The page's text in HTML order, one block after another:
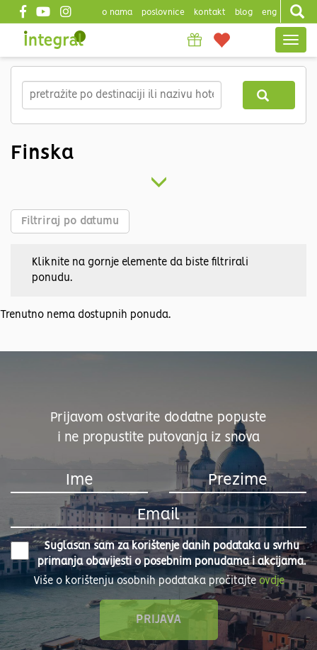
main
content
Top
o nama poslovnice kontakt blog eng
Finska
Filtriraj po datumu
Kliknite na gornje elemente da biste filtrirali
ponudu.
Trenutno nema dostupnih ponuda.
Prijavom ostvarite dodatne popuste
i ne propustite putovanja iz snova
Suglasan sam za korištenje danih podataka u svrhu
primanja obavijesti o posebnim ponudama i akcijama.
Više o korištenju osobnih podataka pročitajteovdje